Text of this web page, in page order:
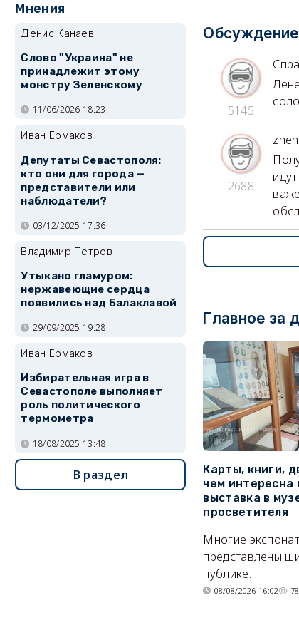
5145
2688
Главное за
Карты, книги,
чем интересна
выставка в
просветителя
Многие
представлены
публике.
08/08/2026 16:02 78
Мнения
Денис Канаев
Слово "Украина" не
принадлежит этому
монстру Зеленскому
11/06/2026 18:23
Иван Ермаков
Депутаты Севастополя:
кто они для города —
представители или
наблюдатели?
03/12/2025 17:36
Владимир Петров
Утыкано гламуром:
нержавеющие сердца
появились над Балаклавой
29/09/2025 19:28
Иван Ермаков
Избирательная игра в
Севастополе выполняет
роль политического
термометра
18/08/2025 13:48
В раздел